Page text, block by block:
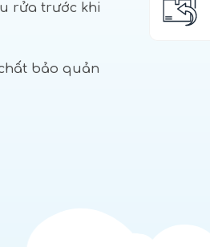
rửa trước khi
bảo quản